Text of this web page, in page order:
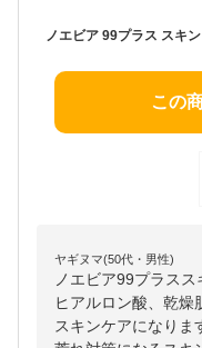
この
ヤギヌマ(50代・男性)
ノエビア99プラスス
ヒアルロン酸、乾燥
スキンケアになりま